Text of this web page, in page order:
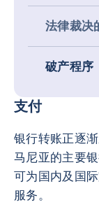
法律裁决
破产程序
支付
银行转账正逐
马尼亚的主要
可为国内及国
服务。